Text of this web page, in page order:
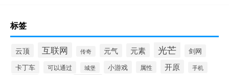
标签
云顶 互联网 传奇 元气 元素 光芒
剑网
卡丁车
可以通过 城堡 小游戏 属性 开原 手机